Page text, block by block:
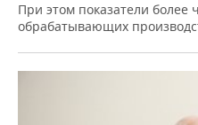
При этом показатели более
обрабатывающих